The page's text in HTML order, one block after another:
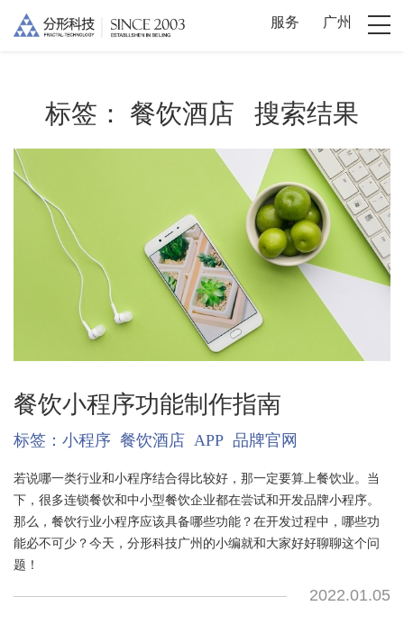
服务 广州
标签： 餐饮酒店 搜索结果
餐饮小程序功能制作指南
标签： 小程序 餐饮酒店 APP 品牌官网
若说哪一类行业和小程序结合得比较好，那一定要算上餐饮业。当
下，很多连锁餐饮和中小型餐饮企业都在尝试和开发品牌小程序。
那么，餐饮行业小程序应该具备哪些功能？在开发过程中，哪些功
能必不可少？今天，分形科技广州的小编就和大家好好聊聊这个问
题！
2022.01.05